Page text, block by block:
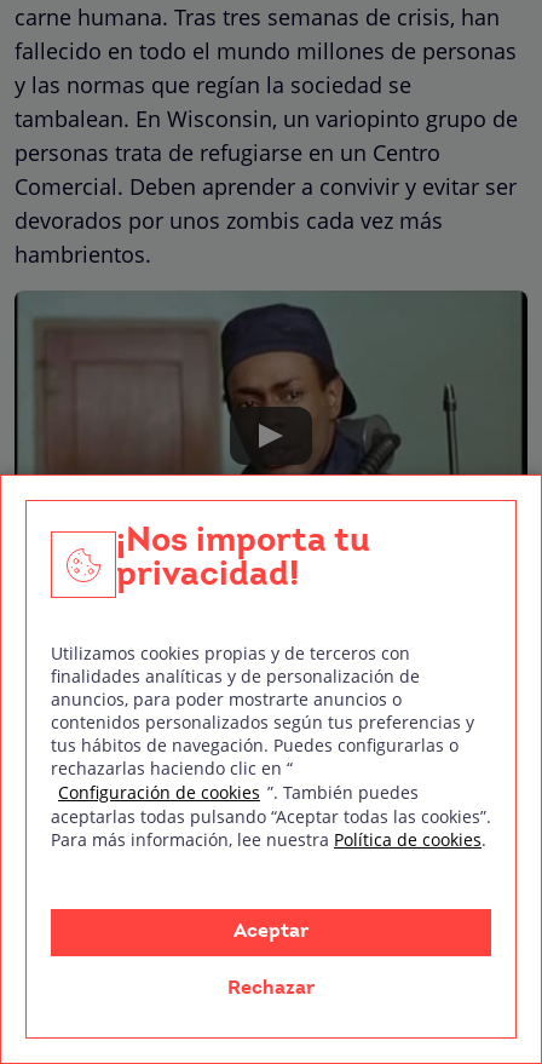
carne humana. Tras tres semanas de crisis, han
fallecido en todo el mundo millones de personas
y las normas que regían la sociedad se
tambalean. En Wisconsin, un variopinto grupo de
personas trata de refugiarse en un Centro
Comercial. Deben aprender a convivir y evitar ser
devorados por unos zombis cada vez más
hambrientos.
Romero se despista y se va de torneo
medieval
El siguiente proyecto de Romero, ya en la década
de los 80, esKnightriders (Los caballeros de la moto
¡Nos importa tu
privacidad!
Utilizamos cookies propias y de terceros con
finalidades analíticas y de personalización de
anuncios, para poder mostrarte anuncios o
contenidos personalizados según tus preferencias y
tus hábitos de navegación. Puedes configurarlas o
rechazarlas haciendo clic en “
Configuración de cookies ”. También puedes
aceptarlas todas pulsando “Aceptar todas las cookies”.
Para más información, lee nuestra Política de cookies.
Aceptar
Rechazar